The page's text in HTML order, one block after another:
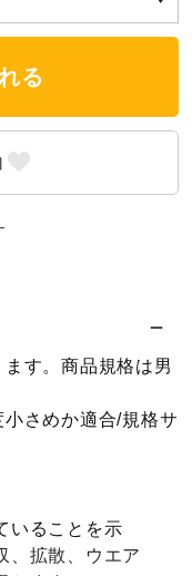
る
す。商品規格は男
さめか適合/規格サ
いることを示
、拡散、ウエア